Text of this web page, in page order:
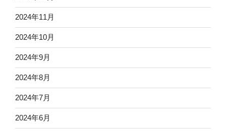
2024年11月
2024年10月
2024年9月
2024年8月
2024年7月
2024年6月